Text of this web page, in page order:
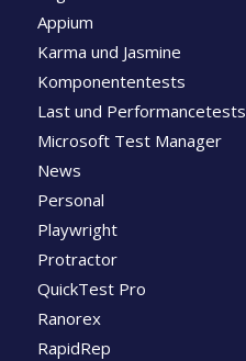
Appium
Karma und Jasmine
Komponententests
Last und Performancetests
Microsoft Test Manager
News
Personal
Playwright
Protractor
QuickTest Pro
Ranorex
RapidRep